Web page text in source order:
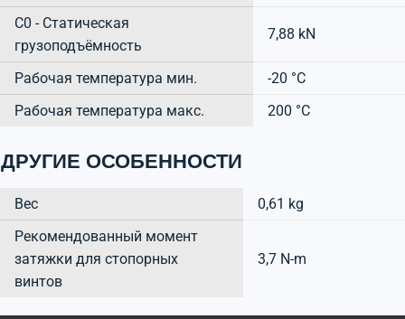
C0 - Статическая
грузоподъёмность
7,88 kN
Рабочая температура мин.
-20 °C
Рабочая температура макс.
200 °C
ДРУГИЕ ОСОБЕННОСТИ
Вес
0,61 kg
Рекомендованный момент
затяжки для стопорных
винтов
3,7 N-m